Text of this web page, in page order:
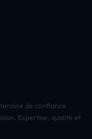
de confiance
Expertise, qualité et